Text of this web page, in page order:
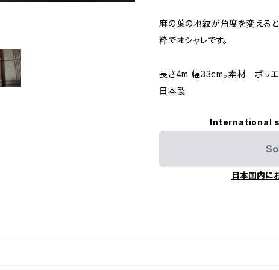
麻の葉の地紋が角度を変える
粋でオシャレです。
長さ4m 幅33cm。素材 ポリエ
日本製
International
日本国内に